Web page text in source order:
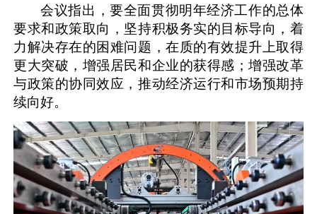
会议指出，要全面贯彻明年经济工作的总体
要求和政策取向，坚持积极务实的目标导向，着
力解决存在的困难问题，在质的有效提升上取得
更大突破，增强居民和企业的获得感；增强改革
与政策的协同效应，推动经济运行和市场预期持
续向好。